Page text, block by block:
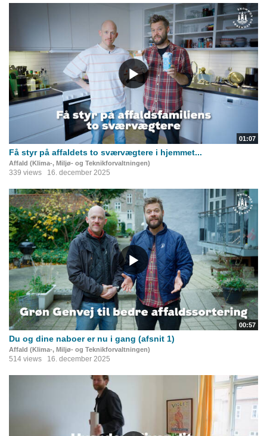
01:07
Få styr på affaldets to sværvægtere i hjemmet...
Affald (Klima-, Miljø- og Teknikforvaltningen)
339 views 16. december 2025
00:57
Du og dine naboer er nu i gang (afsnit 1)
Affald (Klima-, Miljø- og Teknikforvaltningen)
514 views 16. december 2025